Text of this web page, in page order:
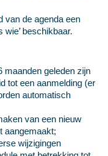
van de agenda een
wie’ beschikbaar.
maanden geleden zijn
tot een aanmelding (er
automatisch
van een nieuw
aangemaakt;
wijzigingen